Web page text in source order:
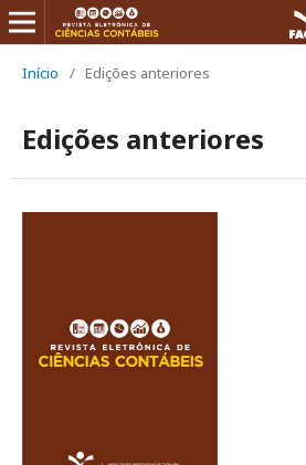
Início / Edições anteriores
Edições anteriores